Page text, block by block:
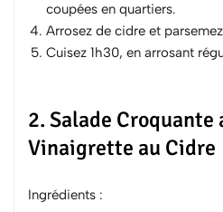
coupées en quartiers.
Arrosez de cidre et
Cuisez 1h30, en arrosant
2. Salade Croquante
Vinaigrette au Cidre
Ingrédients :